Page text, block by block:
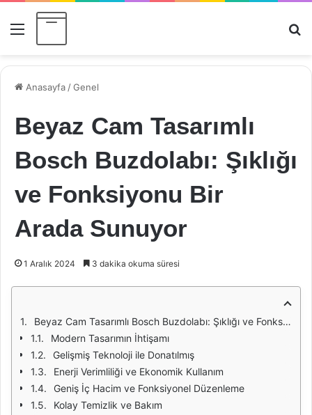
Menü
Anasayfa /Genel
Beyaz Cam Tasarımlı
Bosch Buzdolabı: Şıklığı
ve Fonksiyonu Bir
Arada Sunuyor
1 Aralık 2024 3 dakika okuma süresi
Beyaz Cam Tasarımlı Bosch Buzdolabı: Şıklığı ve Fonksiyonu Bir Arada Sunuyor
Modern Tasarımın İhtişamı
Gelişmiş Teknoloji ile Donatılmış
Enerji Verimliliği ve Ekonomik Kullanım
Geniş İç Hacim ve Fonksiyonel Düzenleme
Kolay Temizlik ve Bakım